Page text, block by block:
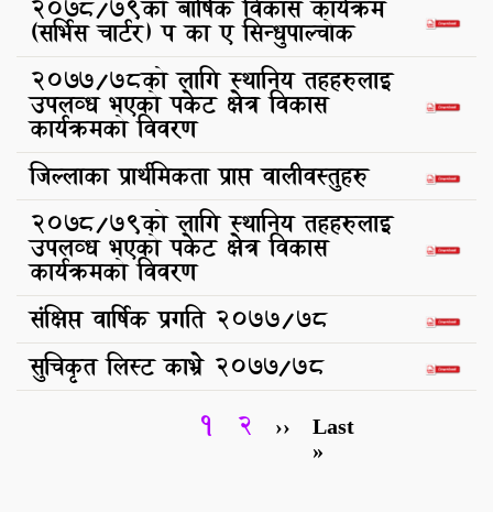
207८/७९को बार्षिक विकास कार्यक्रम
(सर्भिस चार्टर) प का ए सिन्धुपाल्चोक
207७/७८को लागि स्थानिय तहहरुलाइ
उपलव्ध भएको पकेट क्षेत्र विकास
कार्यक्रमको विवरण
जिल्लाका प्रार्थमिकता प्राप्त वालीवस्तुहरु
207८/७९को लागि स्थानिय तहहरुलाइ
उपलव्ध भएको पकेट क्षेत्र विकास
कार्यक्रमको विवरण
संक्षिप्त वार्षिक प्रगति २०७७/78
सुचिकृत लिस्ट काभ्रे 2077/७८
Pagination
Current
1 Page
2 Next
page
›› Last
page
Last
»